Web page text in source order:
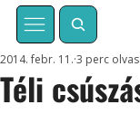
Téli
2014. febr. 11. 3 perc